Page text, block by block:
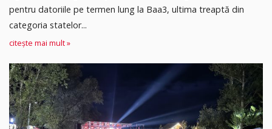
pentru datoriile pe termen lung la Baa3, ultima treaptă din
categoria statelor...
citește mai mult »